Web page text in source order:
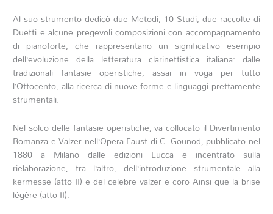
Al suo strumento dedicò due Metodi, 10 Studi, due raccolte di
Duetti e alcune pregevoli composizioni con accompagnamento
di pianoforte, che rappresentano un significativo esempio
dell’evoluzione della letteratura clarinettistica italiana: dalle
tradizionali fantasie operistiche, assai in voga per tutto
l’Ottocento, alla ricerca di nuove forme e linguaggi prettamente
strumentali.
Nel solco delle fantasie operistiche, va collocato il Divertimento
Romanza e Valzer nell’Opera Faust di C. Gounod, pubblicato nel
1880 a Milano dalle edizioni Lucca e incentrato sulla
rielaborazione, tra l’altro, dell’introduzione strumentale alla
kermesse (atto II) e del celebre valzer e coro Ainsi que la brise
légère (atto II).